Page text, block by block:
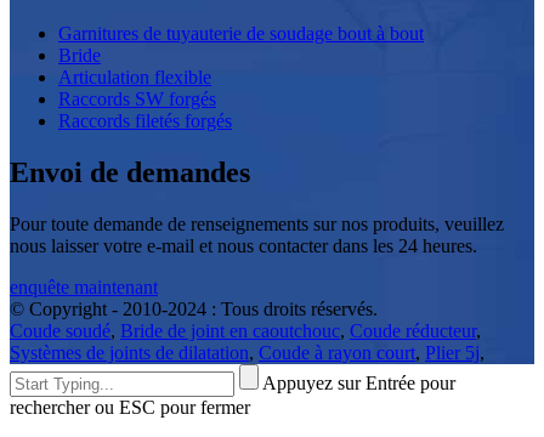
Garnitures de tuyauterie de soudage bout à bout
Bride
Articulation flexible
Raccords SW forgés
Raccords filetés forgés
Envoi de demandes
Pour toute demande de renseignements sur nos produits, veuillez
nous laisser votre e-mail et nous contacter dans les 24 heures.
enquête maintenant
© Copyright - 2010-2024 : Tous droits réservés.
Coude soudé, Bride de joint en caoutchouc, Coude réducteur,
Systèmes de joints de dilatation, Coude à rayon court, Plier 5j,
Appuyez sur Entrée pour
rechercher ou ESC pour fermer